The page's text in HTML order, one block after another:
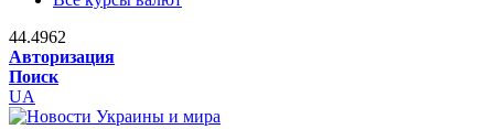
44.4962
Авторизация
Поиск
UA